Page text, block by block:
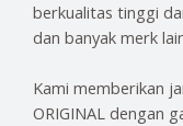
berkualitas tinggi
dan banyak merk
Kami memberikan
ORIGINAL dengan